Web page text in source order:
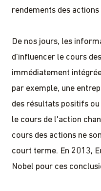
rendements des
De nos jours, les
d'influencer le cours
immédiatement
par exemple, une
des résultats positifs
le cours de l'action
cours des actions ne
court terme. En 2013,
Nobel pour ces